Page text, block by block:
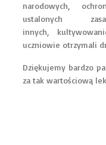
narodowych,
ustalonych
innych,
uczniowie otrzymali
Dziękujemy bardzo
za tak wartościową